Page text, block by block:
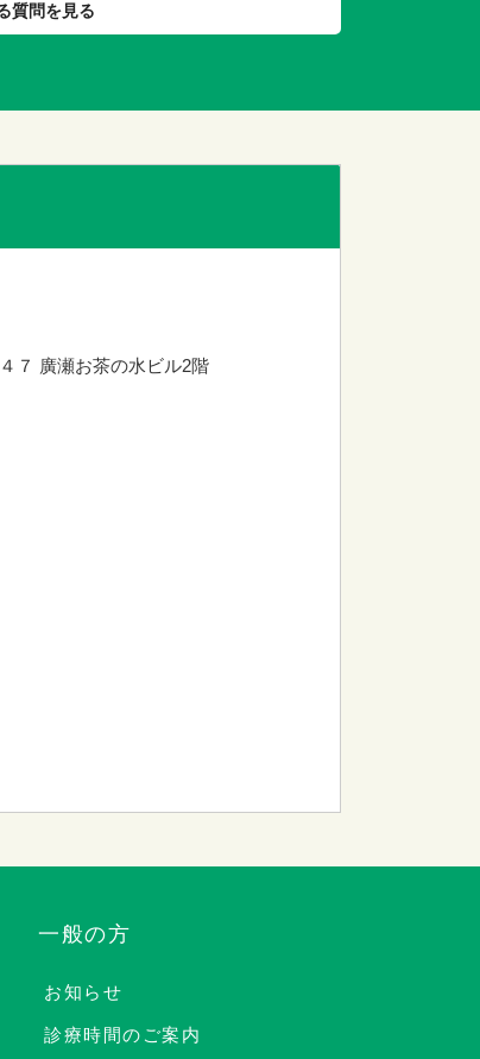
質問を見る
７ 廣瀬お茶の水ビル2階
一般の方
お知らせ
診療時間のご案内